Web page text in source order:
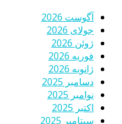
آگوست 2026
جولای 2026
ژوئن 2026
فوریه 2026
ژانویه 2026
دسامبر 2025
نوامبر 2025
اکتبر 2025
سپتامبر 2025